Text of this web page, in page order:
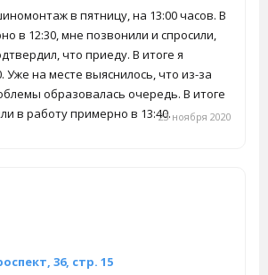
23 ноября 2020
в пятницу, на 13:00 часов. В
в 12:30, мне позвонили и спросили,
что приеду. В итоге я
Уже на месте выяснилось, что из-за
образовалась очередь. В итоге
в работу примерно в 13:40.
36, стр. 15